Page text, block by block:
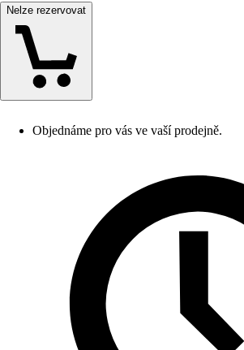
Nelze rezervovat
Objednáme pro vás ve vaší prodejně.